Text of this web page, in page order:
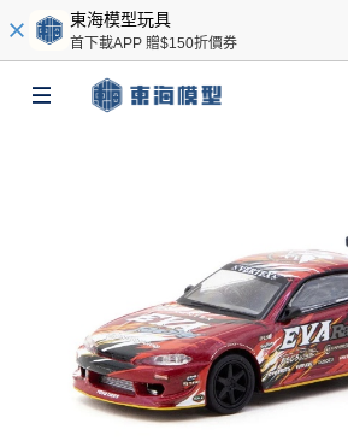
東海模型玩具
首下載APP 贈$150折價券